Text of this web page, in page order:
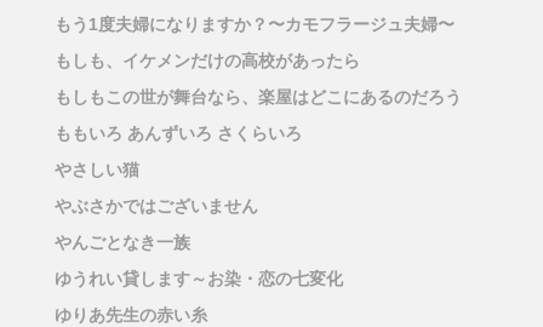
もう1度夫婦になりますか？〜カモフラージュ夫婦〜
もしも、イケメンだけの高校があったら
もしもこの世が舞台なら、楽屋はどこにあるのだろう
ももいろ あんずいろ さくらいろ
やさしい猫
やぶさかではございません
やんごとなき一族
ゆうれい貸します～お染・恋の七変化
ゆりあ先生の赤い糸